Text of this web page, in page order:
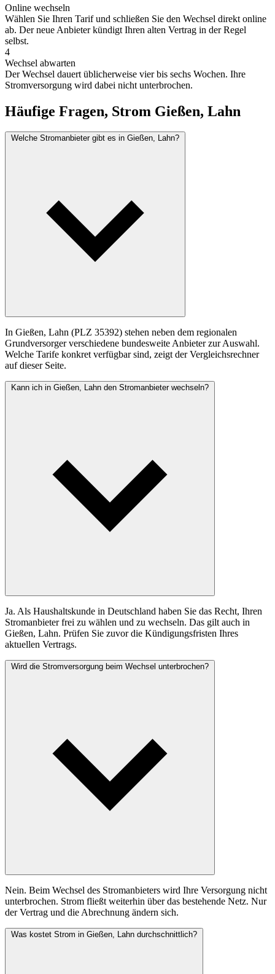
Online wechseln
Wählen Sie Ihren Tarif und schließen Sie den Wechsel direkt online
ab. Der neue Anbieter kündigt Ihren alten Vertrag in der Regel
selbst.
4
Wechsel abwarten
Der Wechsel dauert üblicherweise vier bis sechs Wochen. Ihre
Stromversorgung wird dabei nicht unterbrochen.
Häufige Fragen, Strom Gießen, Lahn
Welche Stromanbieter gibt es in Gießen, Lahn?
In Gießen, Lahn (PLZ 35392) stehen neben dem regionalen
Grundversorger verschiedene bundesweite Anbieter zur Auswahl.
Welche Tarife konkret verfügbar sind, zeigt der Vergleichsrechner
auf dieser Seite.
Kann ich in Gießen, Lahn den Stromanbieter wechseln?
Ja. Als Haushaltskunde in Deutschland haben Sie das Recht, Ihren
Stromanbieter frei zu wählen und zu wechseln. Das gilt auch in
Gießen, Lahn. Prüfen Sie zuvor die Kündigungsfristen Ihres
aktuellen Vertrags.
Wird die Stromversorgung beim Wechsel unterbrochen?
Nein. Beim Wechsel des Stromanbieters wird Ihre Versorgung nicht
unterbrochen. Strom fließt weiterhin über das bestehende Netz. Nur
der Vertrag und die Abrechnung ändern sich.
Was kostet Strom in Gießen, Lahn durchschnittlich?